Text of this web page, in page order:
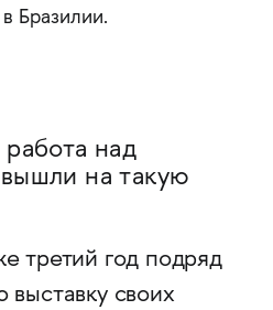
Бразилии.
над
на такую
третий год подряд
своих